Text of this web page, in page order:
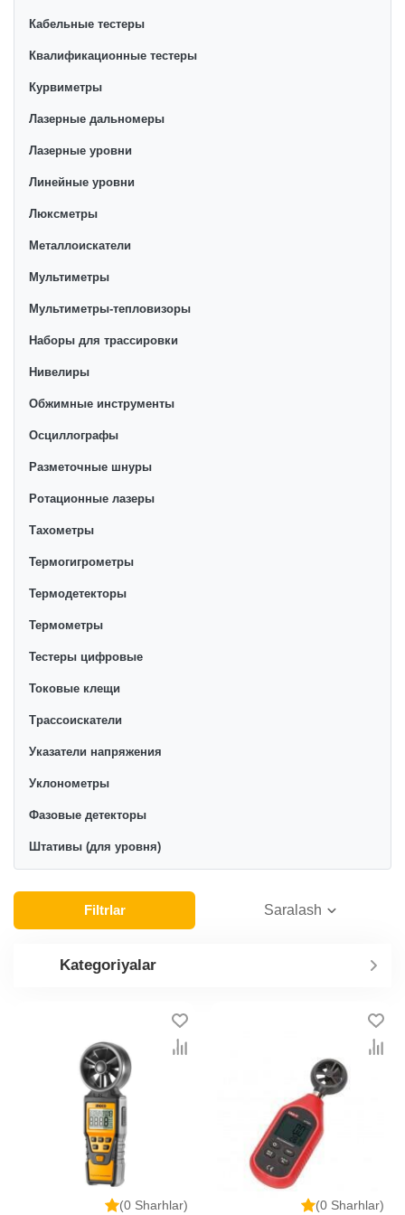
Кабельные тестеры
Квалификационные тестеры
Курвиметры
Лазерные дальномеры
Лазерные уровни
Линейные уровни
Люксметры
Металлоискатели
Мультиметры
Мультиметры-тепловизоры
Наборы для трассировки
Нивелиры
Обжимные инструменты
Осциллографы
Разметочные шнуры
Ротационные лазеры
Тахометры
Термогигрометры
Термодетекторы
Термометры
Тестеры цифровые
Токовые клещи
Трассоискатели
Указатели напряжения
Уклонометры
Фазовые детекторы
Штативы (для уровня)
Filtrlar Saralash
Kategoriyalar
(0 Sharhlar) (0 Sharhlar)